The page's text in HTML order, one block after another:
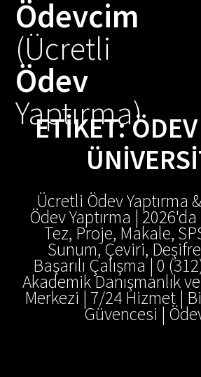
Ödevcim
(Ücretli
Ödev
Yaptırma)
ETIKET:
Ücretli Ödev Yaptırma
Ödev Yaptırma |
Tez, Proje, Makale,
Sunum, Çeviri,
Başarılı Çalışma | 0
Akademik Danışmanlık
Merkezi | 7/24 Hizmet |
Güvencesi |